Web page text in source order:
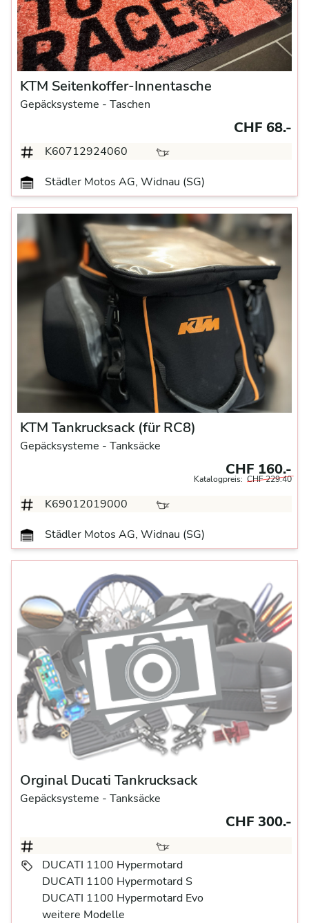
KTM Seitenkoffer-Innentasche
Gepäcksysteme - Taschen
CHF 68.-
K60712924060
Städler Motos AG, Widnau (SG)
KTM Tankrucksack (für RC8)
Gepäcksysteme - Tanksäcke
CHF 160.-
Katalogpreis: CHF 229.40
K69012019000
Städler Motos AG, Widnau (SG)
Orginal Ducati Tankrucksack
Gepäcksysteme - Tanksäcke
CHF 300.-
DUCATI 1100 Hypermotard
DUCATI 1100 Hypermotard S
DUCATI 1100 Hypermotard Evo
weitere Modelle